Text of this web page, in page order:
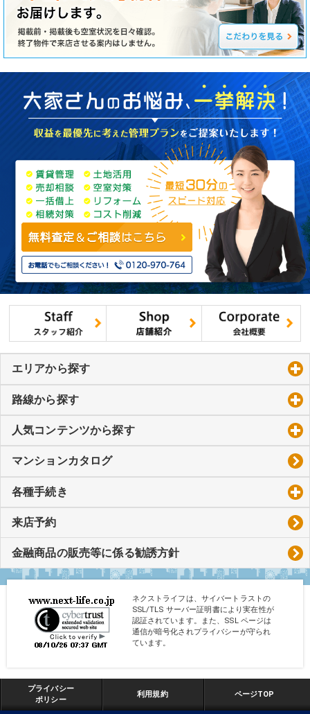
エリアから探す
路線から探すclick to expand contents
人気コンテンツから探すclick to expand contents
マンションカタログ
各種手続き
来店予約
金融商品の販売等に係る勧誘方針
ネクストライフは、サイバートラストの
SSL/TLS サーバー証明書により実在性が
認証されています。また、SSL ページは
通信が暗号化されプライバシーが守られ
ています。
プライバシー
ポリシー
利用規約 ページTOP